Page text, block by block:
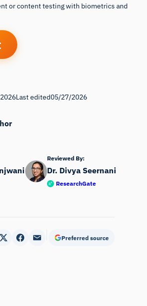
or content testing with biometrics and
Last edited05/27/2026
Reviewed By:
Dr. Divya Seernani
ResearchGate
Preferred source